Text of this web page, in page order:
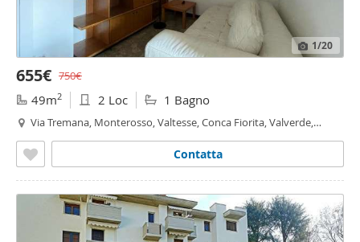
1/20
655€ 750€
49m2 2 Loc 1 Bagno
Via Tremana, Monterosso, Valtesse, Conca Fiorita, Valverde,
Contatta